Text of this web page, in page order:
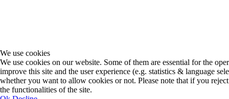
We use cookies
We use cookies on our website. Some of them are essential for the
improve this site and the user experience (e.g. statistics & language
whether you want to allow cookies or not. Please note that if you
the functionalities of the site.